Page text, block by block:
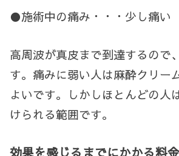
●施術中の痛み・・・少し痛い
高周波が真皮まで到達するので
す。痛みに弱い人は麻酔クリー
よいです。しかしほとんどの人
けられる範囲です。
効果を感じるまでにかかる料金